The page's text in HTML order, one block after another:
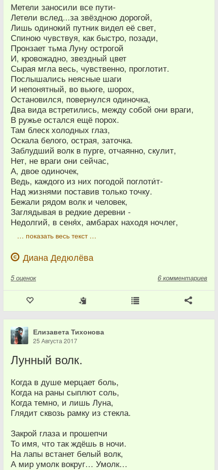
Метели заносили все пути-
Летели вслед...за звёздною дорогой,
Лишь одинокий путник видел её свет,
Спиною чувствуя, как быстро, позади,
Пронзает тьма Луну острогой
И, кровожадно, звездный цвет
Сырая мгла весь, чувственно, проглотит.
Послышались неясные шаги
И непонятный, во вьюге, шорох,
Остановился, повернулся одиночка,
Два вида встретились, между собой они враги,
В ружье остался ещё порох.
Там блеск холодных глаз,
Оскала белого, острая, заточка.
Заблудший волк в пурге, отчаянно, скулит,
Нет, не враги они сейчас,
А, двое одиночек,
Ведь, каждого из них погодой поглоти́т-
Над жизнями поставив только точку.
Бежали рядом волк и человек,
Заглядывая в редкие деревни -
Недолгий, в сеня́х, амбарах находя ночлег,
… показать весь текст …
Диана Дедюлёва
5 оценок 6 комментариев
Елизавета Тихонова
25 Августа 2017
Лунный волк.
Когда в душе мерцает боль,
Когда на раны сыплют соль,
Когда темно, и лишь Луна,
Глядит сквозь рамку из стекла.
Закрой глаза и прошепчи
То имя, что так ждёшь в ночи.
На лапы встанет белый волк,
А мир умолк вокруг… Умолк…